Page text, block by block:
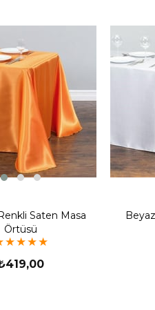
Saten Masa
Örtüsü
★★★★